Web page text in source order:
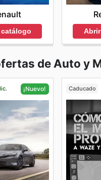
de Auto y
¡Nuevo! Caducado